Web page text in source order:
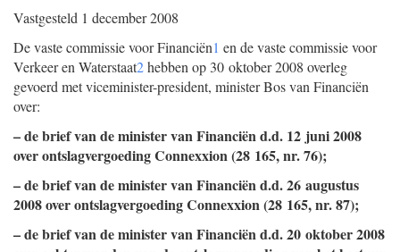
Vastgesteld 1 december 2008
De vaste commissie voor Financiën1 en de vaste commissie voor
Verkeer en Waterstaat2hebben op 30 oktober 2008 overleg
gevoerd met viceminister-president, minister Bos van Financiën
over:
– de brief van de minister van Financiën d.d. 12 juni 2008
over ontslagvergoeding Connexxion (28 165, nr. 76);
– de brief van de minister van Financiën d.d. 26 augustus
2008 over ontslagvergoeding Connexxion (28 165, nr. 87);
– de brief van de minister van Financiën d.d. 20 oktober 2008